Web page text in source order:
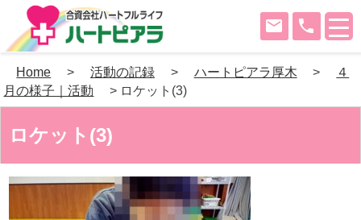
Skip
to
phone
mail
Home > 活動の記録 > ハートピアラ厚木 >
４
月の様子｜活動
> ロケット(3)
ロケット(3)